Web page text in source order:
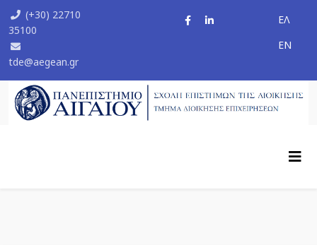
(+30) 22710
35100
tde@aegean.gr
ΕΛ
ΕΝ